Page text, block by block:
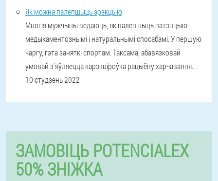
Як можна палепшыць эрэкцыю
Многія мужчыны ведаюць, як палепшыць патэнцыю
медыкаментознымі і натуральнымі спосабамі. У першую
чаргу, гэта заняткі спортам. Таксама, абавязковай
умовай з'яўляецца карэкціроўка рацыёну харчавання.
10 студзень 2022
ЗАМОВІЦЬ POTENCIALEX
50% ЗНІЖКА